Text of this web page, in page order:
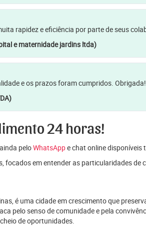
rapidez e eficiência por parte de seus
e maternidade jardins ltda)
e os prazos foram cumpridos. Obrigada!
24 horas!
peloWhatsAppe chat online disponíveis
focados em entender as particularidades de
é uma cidade em crescimento que
pelo senso de comunidade e pela
de oportunidades.